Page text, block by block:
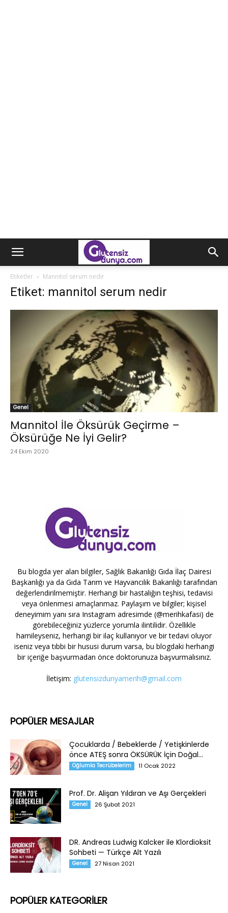
Etiketler Mannitol serum nedir
Etiket: mannitol serum nedir
Genel
Mannitol İle Öksürük Geçirme –
Öksürüğe Ne İyi Gelir?
24 Ekim 2020
Bu blogda yer alan bilgiler, Sağlık Bakanlığı Gıda İlaç Dairesi
Başkanlığı ya da Gıda Tarım ve Hayvancılık Bakanlığı tarafından
değerlendirilmemiştir. Herhangi bir hastalığın teşhisi, tedavisi
veya önlenmesi amaçlanmaz. Paylaşım ve bilgiler; kişisel
deneyimim yanı sıra Instagram adresimde (@merihkafasi) de
görebileceğiniz yüzlerce yorumla ilintilidir. Özellikle
hamileyseniz, herhangi bir ilaç kullanıyor ve bir tedavi oluyor
iseniz veya tıbbi bir hususi durum varsa, bu blogdaki herhangi
bir içeriğe başvurmadan önce doktorunuza başvurmalısınız.
İletişim: glutensizdunyamerih@gmail.com
POPÜLER MESAJLAR
Çocuklarda / Bebeklerde / Yetişkinlerde
önce ATEŞ sonra ÖKSÜRÜK İçin Doğal...
Oğlumla Tecrübelerim 11 Ocak 2022
Prof. Dr. Alişan Yıldıran ve Aşı Gerçekleri
Genel 26 Şubat 2021
DR. Andreas Ludwig Kalcker ile Klordioksit
Sohbeti — Türkçe Alt Yazılı
Genel 27 Nisan 2021
POPÜLER KATEGORİLER